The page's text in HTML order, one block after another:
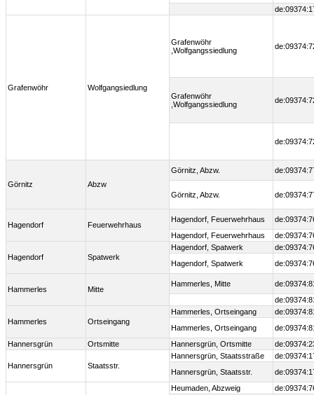
Grafenwöhr Wolfgangsiedlung
Grafenwöhr
,Wolfgangssiedlung
Grafenwöhr
,Wolfgangssiedlung
Görnitz Abzw
Görnitz, Abzw.
Görnitz, Abzw.
Hagendorf Feuerwehrhaus
Hagendorf, Feuerwehrhaus
Hagendorf, Feuerwehrhaus
Hagendorf Spatwerk
Hagendorf, Spatwerk
Hagendorf, Spatwerk
Hammerles Mitte
Hammerles, Mitte
Hammerles Ortseingang
Hammerles, Ortseingang
Hammerles, Ortseingang
Hannersgrün
Ortsmitte Hannersgrün, Ortsmitte
Hannersgrün Staatsstr.
Hannersgrün, Staatsstraße
Hannersgrün, Staatsstr.
Heumaden, Abzweig